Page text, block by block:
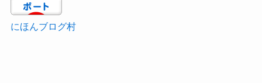
にほんブログ村